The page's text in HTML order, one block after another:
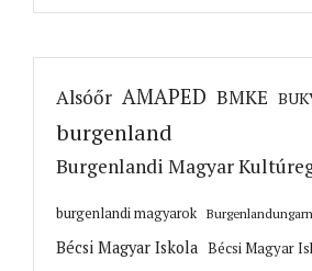
Alsóőr AMAPED BMKE
burgenland
Burgenlandi Magyar
burgenlandi magyarok Burgenlandungarn
Bécsi Magyar Iskola Bécsi Magyar